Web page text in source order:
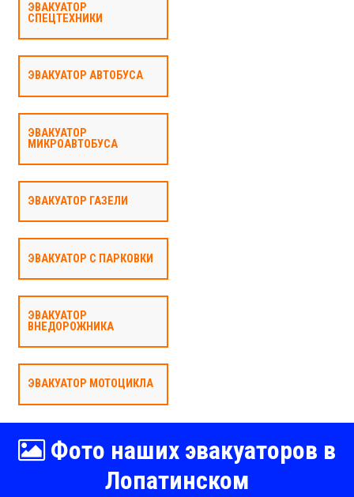
ЭВАКУАТОР
СПЕЦТЕХНИКИ
ЭВАКУАТОР АВТОБУСА
ЭВАКУАТОР
МИКРОАВТОБУСА
ЭВАКУАТОР ГАЗЕЛИ
ЭВАКУАТОР С ПАРКОВКИ
ЭВАКУАТОР
ВНЕДОРОЖНИКА
ЭВАКУАТОР МОТОЦИКЛА
Фото наших эвакуаторов в
Лопатинском